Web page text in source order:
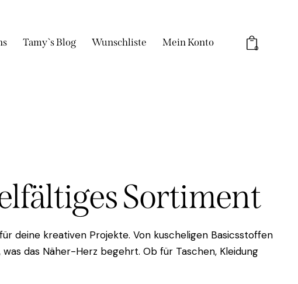
Tamy`s Blog Wunschliste Mein Konto 0
Sortiment
deine kreativen Projekte. Von kuscheligen Basicsstoffen
das Näher-Herz begehrt. Ob für Taschen, Kleidung